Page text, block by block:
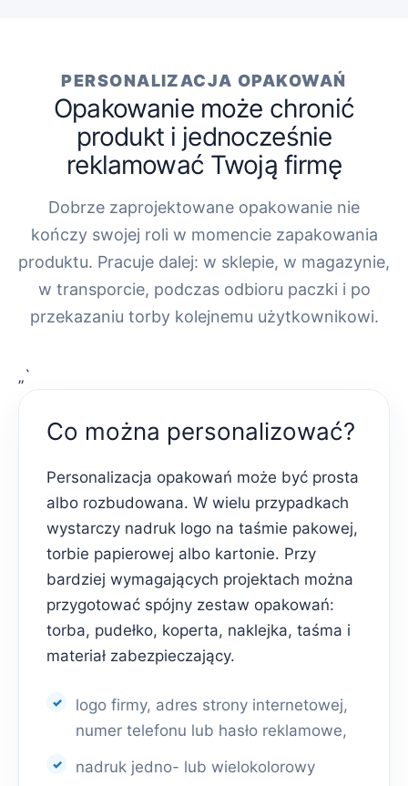
PERSONALIZACJA OPAKOWAŃ
Opakowanie może chronić
produkt i jednocześnie
reklamować Twoją firmę
Dobrze zaprojektowane opakowanie nie
kończy swojej roli w momencie zapakowania
produktu. Pracuje dalej: w sklepie, w magazynie,
w transporcie, podczas odbioru paczki i po
przekazaniu torby kolejnemu użytkownikowi.
„`
Co można personalizować?
Personalizacja opakowań może być prosta
albo rozbudowana. W wielu przypadkach
wystarczy nadruk logo na taśmie pakowej,
torbie papierowej albo kartonie. Przy
bardziej wymagających projektach można
przygotować spójny zestaw opakowań:
torba, pudełko, koperta, naklejka, taśma i
materiał zabezpieczający.
logo firmy, adres strony internetowej,
numer telefonu lub hasło reklamowe,
nadruk jedno- lub wielokolorowy